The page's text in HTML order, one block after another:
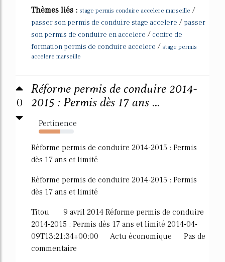
Thèmes liés : stage permis conduire accelere marseille /
passer son permis de conduire stage accelere / passer
son permis de conduire en accelere / centre de
formation permis de conduire accelere / stage permis
accelere marseille
0
Réforme permis de conduire 2014-
2015 : Permis dès 17 ans ...
Pertinence
62%
Réforme permis de conduire 2014-2015 : Permis
dès 17 ans et limité
Réforme permis de conduire 2014-2015 : Permis
dès 17 ans et limité
Titou 9 avril 2014 Réforme permis de conduire
2014-2015 : Permis dès 17 ans et limité 2014-04-
09T13:21:34+00:00 Actu économique Pas de
commentaire